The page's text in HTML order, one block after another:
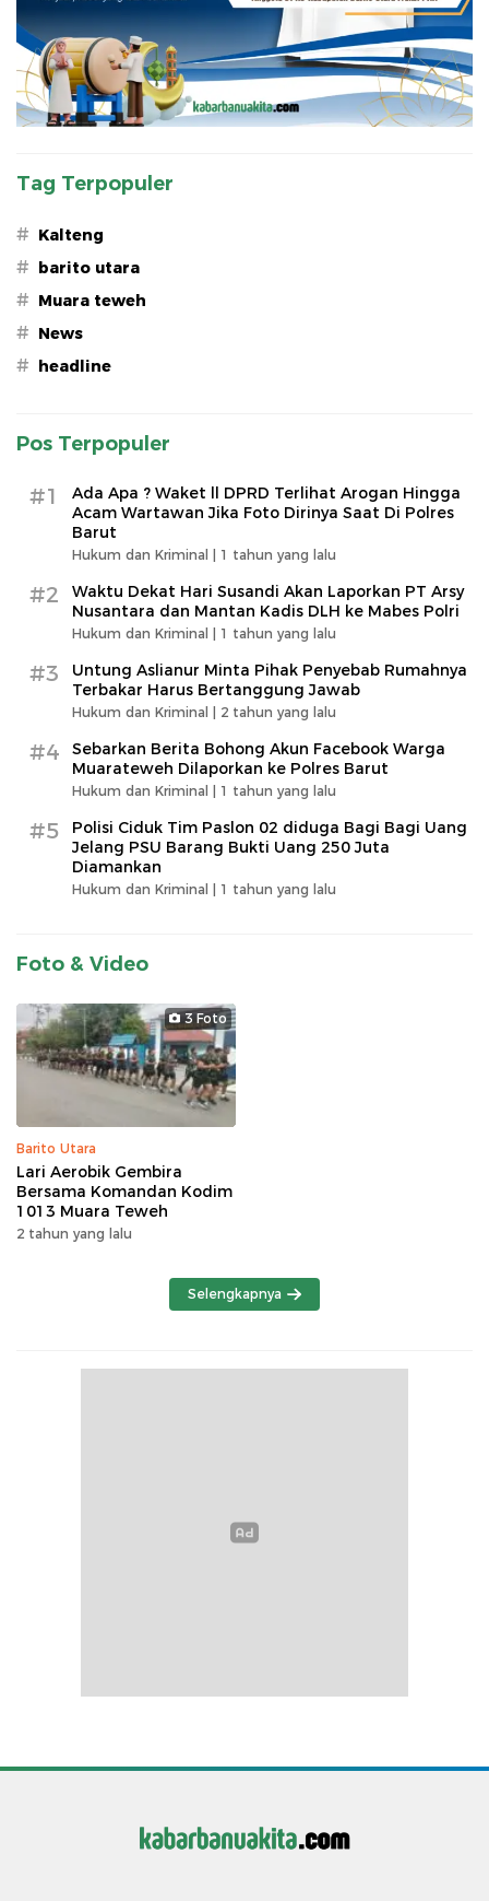
Tag Terpopuler
# Kalteng
# barito utara
# Muara teweh
# News
# headline
Pos Terpopuler
#1
Ada Apa ? Waket ll DPRD Terlihat Arogan Hingga
Acam Wartawan Jika Foto Dirinya Saat Di Polres
Barut
Hukum dan Kriminal | 1 tahun yang lalu
#2
Waktu Dekat Hari Susandi Akan Laporkan PT Arsy
Nusantara dan Mantan Kadis DLH ke Mabes Polri
Hukum dan Kriminal | 1 tahun yang lalu
#3
Untung Aslianur Minta Pihak Penyebab Rumahnya
Terbakar Harus Bertanggung Jawab
Hukum dan Kriminal | 2 tahun yang lalu
#4
Sebarkan Berita Bohong Akun Facebook Warga
Muarateweh Dilaporkan ke Polres Barut
Hukum dan Kriminal | 1 tahun yang lalu
#5
Polisi Ciduk Tim Paslon 02 diduga Bagi Bagi Uang
Jelang PSU Barang Bukti Uang 250 Juta
Diamankan
Hukum dan Kriminal | 1 tahun yang lalu
Foto & Video
3 Foto
Barito Utara
Lari Aerobik Gembira
Bersama Komandan Kodim
1013 Muara Teweh
2 tahun yang lalu
Selengkapnya